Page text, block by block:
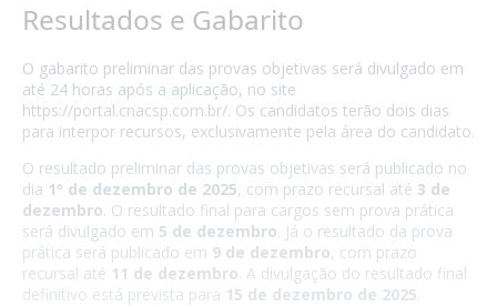
Resultados e Gabarito
O gabarito preliminar das provas objetivas será divulgado em
até 24 horas após a aplicação, no site
https://portal.cnacsp.com.br/. Os candidatos terão dois dias
para interpor recursos, exclusivamente pela área do candidato.
O resultado preliminar das provas objetivas será publicado no
dia 1º de dezembro de 2025, com prazo recursal até 3 de
dezembro. O resultado final para cargos sem prova prática
será divulgado em 5 de dezembro. Já o resultado da prova
prática será publicado em 9 de dezembro, com prazo
recursal até 11 de dezembro. A divulgação do resultado final
definitivo está prevista para 15 de dezembro de 2025.